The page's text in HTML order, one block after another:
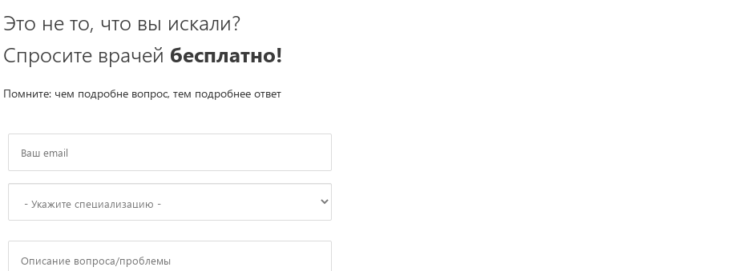
Это не то, что вы искали?
Спросите врачей бесплатно!
Помните: чем подробне вопрос, тем подробнее ответ